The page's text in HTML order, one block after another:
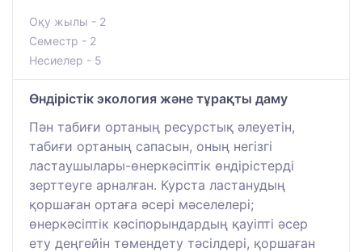
Оқу жылы - 2
Семестр - 2
Несиелер - 5
Өндірістік экология және тұрақты даму
Пән табиғи ортаның ресурстық әлеуетін,
табиғи ортаның сапасын, оның негізгі
ластаушылары-өнеркәсіптік өндірістерді
зерттеуге арналған. Курста ластанудың
қоршаған ортаға әсері мәселелері;
өнеркәсіптік кәсіпорындардың қауіпті әсер
ету деңгейін төмендету тәсілдері, қоршаған